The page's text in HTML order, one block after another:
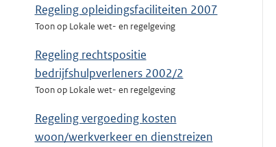
Regeling opleidingsfaciliteiten 2007
Toon op Lokale wet- en regelgeving
Regeling rechtspositie
bedrijfshulpverleners 2002/2
Toon op Lokale wet- en regelgeving
Regeling vergoeding kosten
woon/werkverkeer en dienstreizen